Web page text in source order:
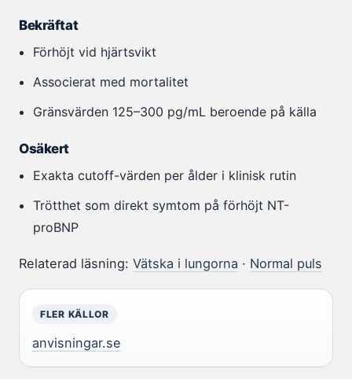
Bekräftat
Förhöjt vid hjärtsvikt
Associerat med mortalitet
Gränsvärden 125–300 pg/mL beroende på källa
Osäkert
Exakta cutoff-värden per ålder i klinisk rutin
Trötthet som direkt symtom på förhöjt NT-
proBNP
Relaterad läsning: Vätska i lungorna · Normal puls
FLER KÄLLOR
anvisningar.se